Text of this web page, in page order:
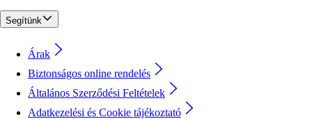
Segítünk
Árak
Biztonságos online rendelés
Általános Szerződési Feltételek
Adatkezelési és Cookie tájékoztató